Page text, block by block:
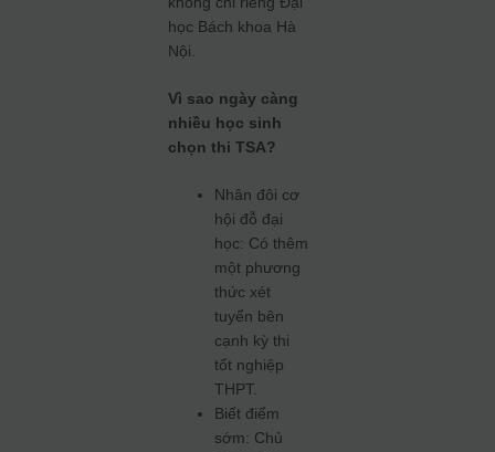
học Bách khoa Hà
Nội.
Vì sao ngày càng
nhiều học sinh
chọn thi TSA?
Nhân đôi cơ
hội đỗ đại
học: Có thêm
một phương
thức xét
tuyển bên
cạnh kỳ thi
tốt nghiệp
THPT.
Biết điểm
sớm: Chủ